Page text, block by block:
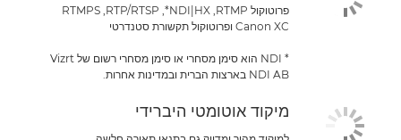
פרוטוקול RTMP‏, NDI|HX‏*, RTP/RTSP‏, RTMPS
Canon XC ופרוטוקול תקשורת סטנדרטי
* NDI הוא סימן מסחרי או סימן מסחרי רשום של Vizrt
NDI AB בארצות הברית ובמדינות אחרות.
מיקוד אוטומטי היברידי